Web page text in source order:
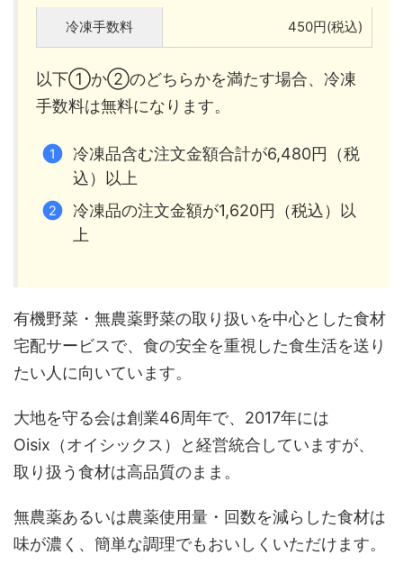
冷凍手数料 450円(税込)
以下①か②のどちらかを満たす場合、冷凍
手数料は無料になります。
冷凍品含む注文金額合計が6,480円（税
込）以上
冷凍品の注文金額が1,620円（税込）以
上
有機野菜・無農薬野菜の取り扱いを中心とした食材
宅配サービスで、食の安全を重視した食生活を送り
たい人に向いています。
大地を守る会は創業46周年で、2017年には
Oisix（オイシックス）と経営統合していますが、
取り扱う食材は高品質のまま。
無農薬あるいは農薬使用量・回数を減らした食材は
味が濃く、簡単な調理でもおいしくいただけます。